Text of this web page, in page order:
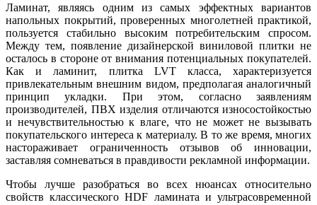
Ламинат, являясь одним из самых эффектных вариантов
напольных покрытий, проверенных многолетней практикой,
пользуется стабильно высоким потребительским спросом.
Между тем, появление дизайнерской виниловой плитки не
осталось в стороне от внимания потенциальных покупателей.
Как и ламинит, плитка LVT класса, характеризуется
привлекательным внешним видом, предполагая аналогичный
принцип укладки. При этом, согласно заявлениям
производителей, ПВХ изделия отличаются износостойкостью
и нечувствительностью к влаге, что не может не вызывать
покупательского интереса к материалу. В то же время, многих
настораживает ограниченность отзывов об инновации,
заставляя сомневаться в правдивости рекламной информации.
Чтобы лучше разобраться во всех нюансах относительно
свойств классического HDF ламината и ультрасовременной